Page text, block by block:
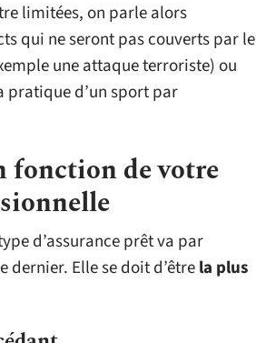
limitées, on parle alors
qui ne seront pas couverts par le
une attaque terroriste) ou
pratique d’un sport par
fonction de votre
d’assurance prêt va par
Elle se doit d’êtrela plus